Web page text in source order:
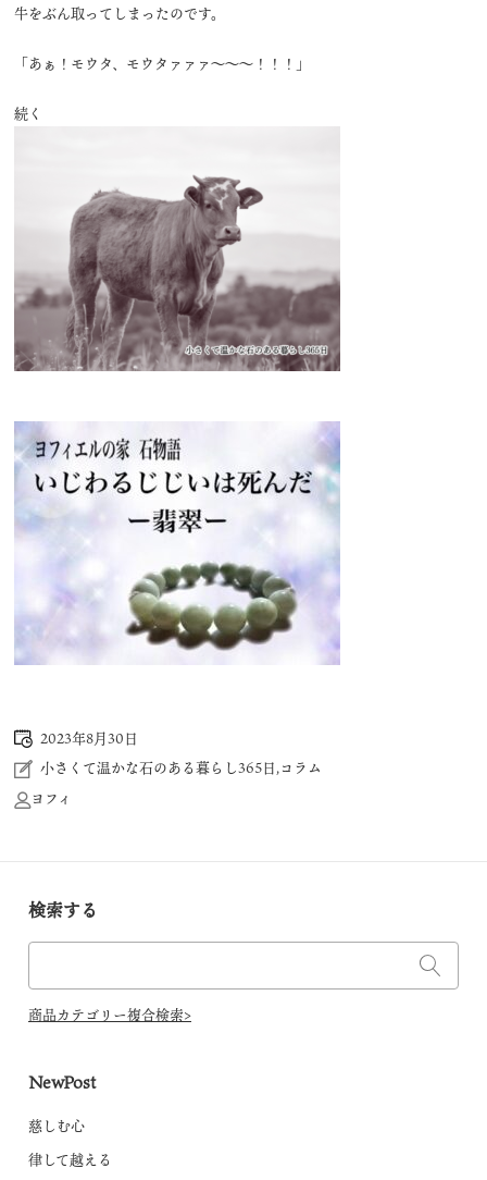
牛をぶん取ってしまったのです。
「あぁ！モウタ、モウタァァァ～～～！！！」
続く
2023年8月30日
小さくて温かな石のある暮らし365日,コラム
ヨフィ
検索する
商品カテゴリー複合検索>
NewPost
慈しむ心
律して越える